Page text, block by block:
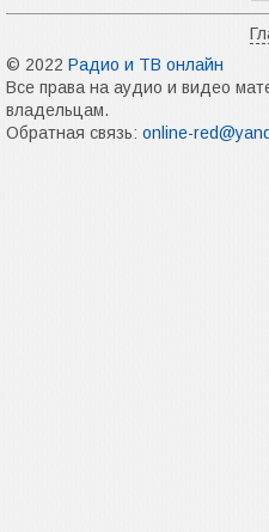
© 2022 Радио и ТВ онлайн
Все права на аудио и видео
владельцам.
Обратная связь: online-